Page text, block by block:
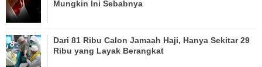
Mungkin Ini Sebabnya
Dari 81 Ribu Calon Jamaah Haji, Hanya Sekitar 29
Ribu yang Layak Berangkat